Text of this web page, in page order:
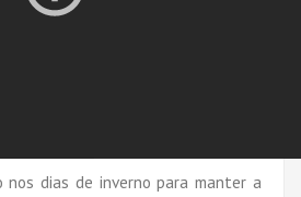
nos dias de inverno para manter a